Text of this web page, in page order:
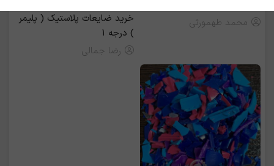
محمد طهمورثی
خرید ضایعات پلاستیک ( پلیمر
) درجه 1
رضا جمالی